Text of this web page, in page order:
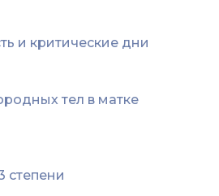
и критические дни
тел в матке
степени